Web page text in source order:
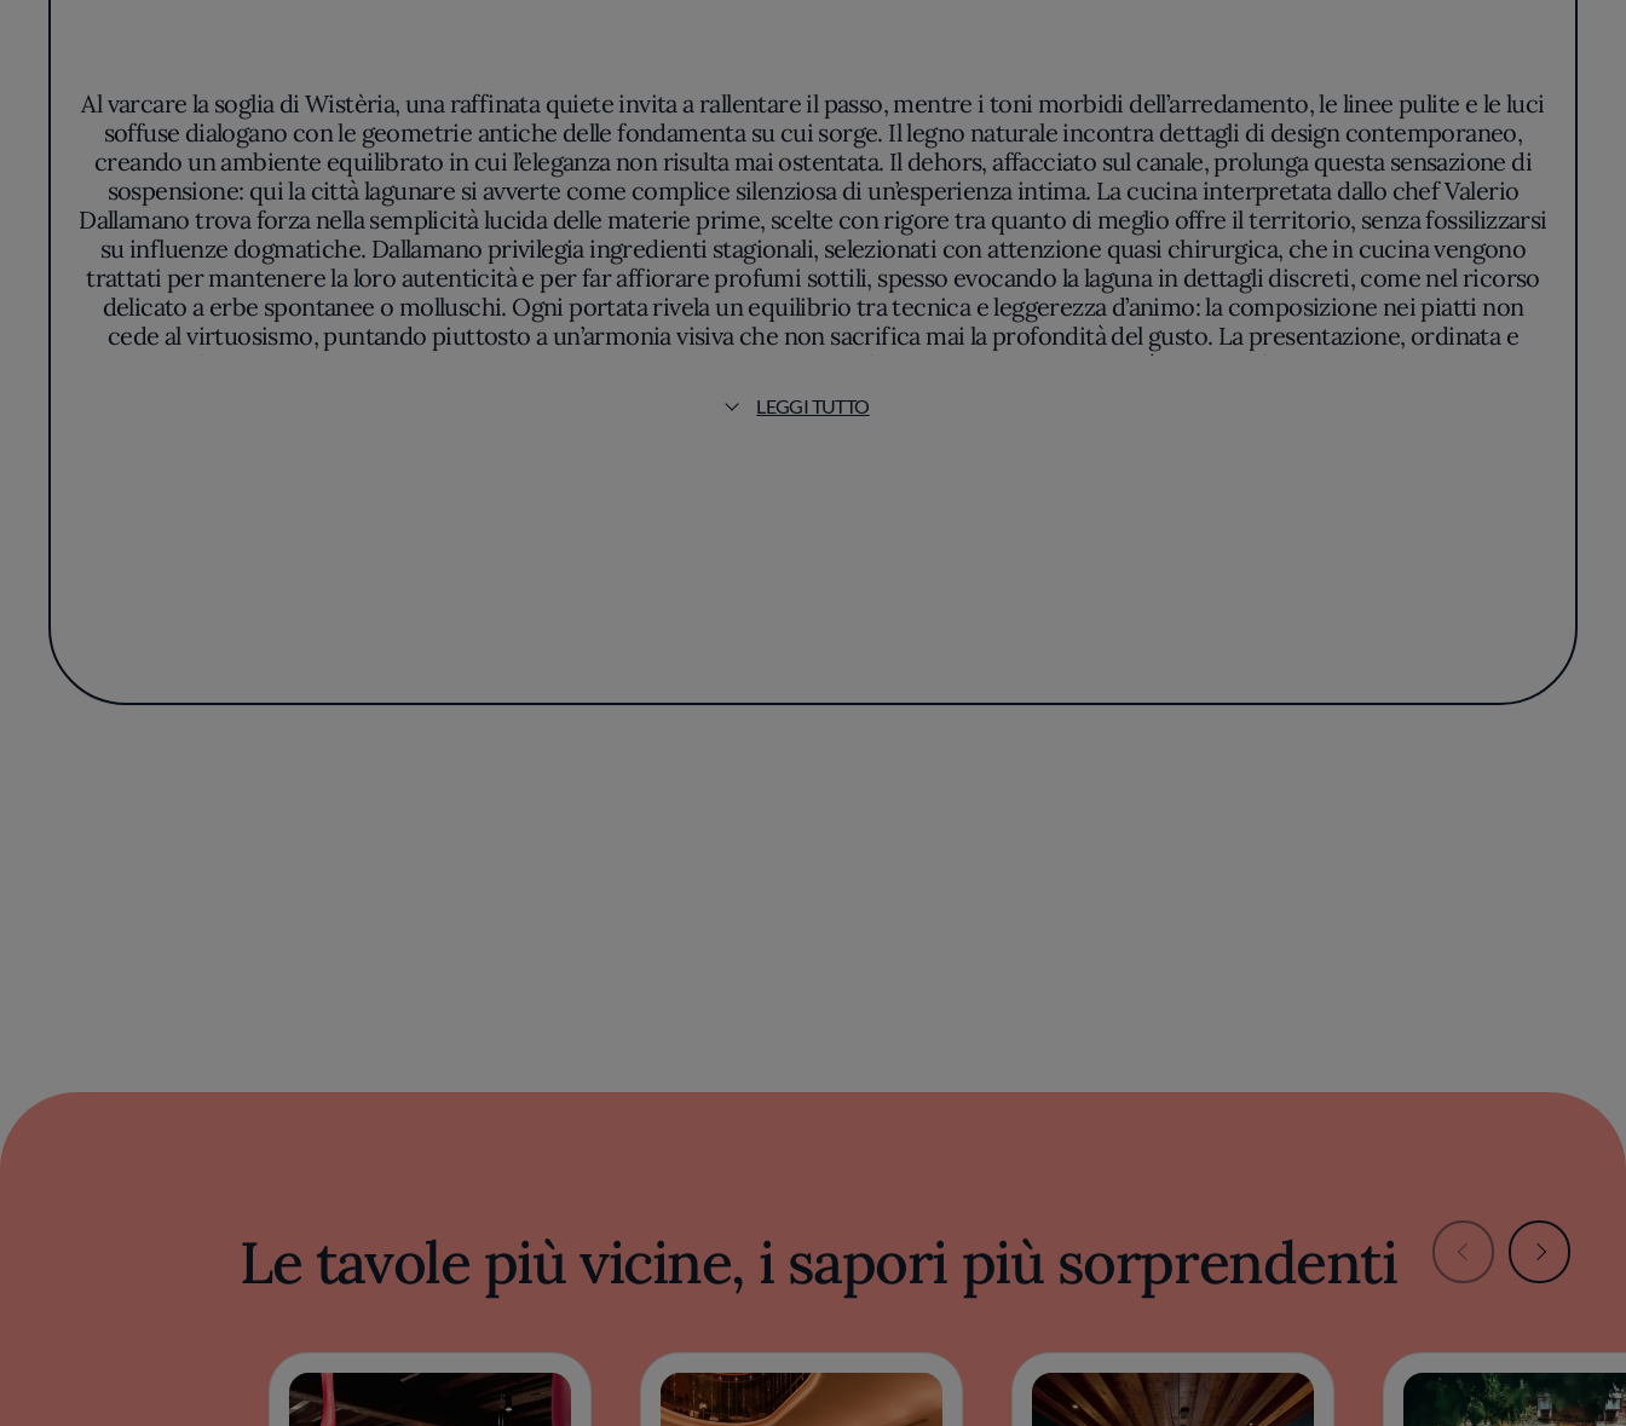
Al varcare la soglia di Wistèria, una raffinata quiete invita a rallentare il passo, mentre i toni morbidi dell’arredamento, le linee pulite e le luci
soffuse dialogano con le geometrie antiche delle fondamenta su cui sorge. Il legno naturale incontra dettagli di design contemporaneo,
creando un ambiente equilibrato in cui l’eleganza non risulta mai ostentata. Il dehors, affacciato sul canale, prolunga questa sensazione di
sospensione: qui la città lagunare si avverte come complice silenziosa di un’esperienza intima. La cucina interpretata dallo chef Valerio
Dallamano trova forza nella semplicità lucida delle materie prime, scelte con rigore tra quanto di meglio offre il territorio, senza fossilizzarsi
su influenze dogmatiche. Dallamano privilegia ingredienti stagionali, selezionati con attenzione quasi chirurgica, che in cucina vengono
trattati per mantenere la loro autenticità e per far affiorare profumi sottili, spesso evocando la laguna in dettagli discreti, come nel ricorso
delicato a erbe spontanee o molluschi. Ogni portata rivela un equilibrio tra tecnica e leggerezza d’animo: la composizione nei piatti non
cede al virtuosismo, puntando piuttosto a un’armonia visiva che non sacrifica mai la profondità del gusto. La presentazione, ordinata e
precisa, favorisce un contatto diretto con la materia, senza orpelli superflui. Si percepisce la volontà dello chef di “prendere per mano”
l’ospite in un percorso che parla di stagionalità, fragranze e ricordi di Venezia, pur evitando concessioni alla nostalgia. L’impronta distintiva
di Wistèria emerge nella capacità di trasporre la tradizione locale verso una contemporaneità sussurrata, in cui le ricette vengono
LEGGI TUTTO
Le tavole più vicine, i sapori più sorprendenti